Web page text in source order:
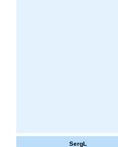
SergL